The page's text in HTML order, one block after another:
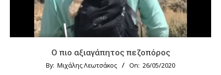
Ο πιο αξιαγάπητος πεζοπόρος
By: Μιχάλης Λεωτσάκος On: 26/05/2020